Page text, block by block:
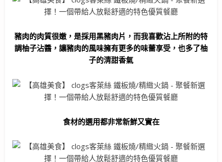
豬肉的肉質很嫩，是採用黑豬肉片，而我喜歡沾上所附的特
調柚子沾醬，讓豬肉的風味擁有更多的味蕾享受，也多了柚
子的清甜香氣
食材的選用都非常新鮮又實在